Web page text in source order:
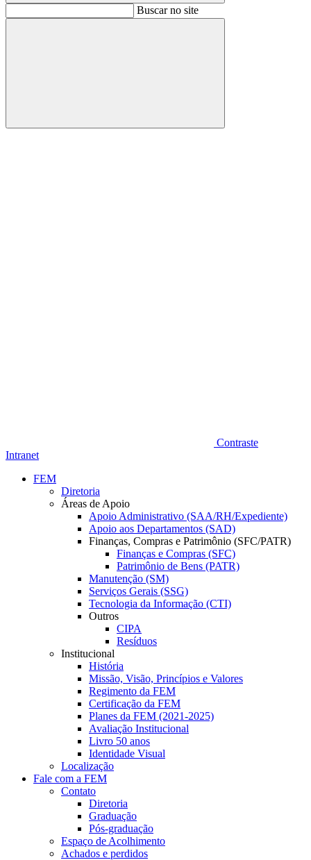
BuscarBuscar no site
Buscar
Contraste
Intranet
FEM
Diretoria
Áreas de Apoio
Apoio Administrativo (SAA/RH/Expediente)
Apoio aos Departamentos (SAD)
Finanças, Compras e Patrimônio (SFC/PATR)
Finanças e Compras (SFC)
Patrimônio de Bens (PATR)
Manutenção (SM)
Serviços Gerais (SSG)
Tecnologia da Informação (CTI)
Outros
CIPA
Resíduos
Institucional
História
Missão, Visão, Princípios e Valores
Regimento da FEM
Certificação da FEM
Planes da FEM (2021-2025)
Avaliação Institucional
Livro 50 anos
Identidade Visual
Localização
Fale com a FEM
Contato
Diretoria
Graduação
Pós-graduação
Espaço de Acolhimento
Achados e perdidos